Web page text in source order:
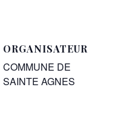
ORGANISATEUR
COMMUNE DE
SAINTE AGNES